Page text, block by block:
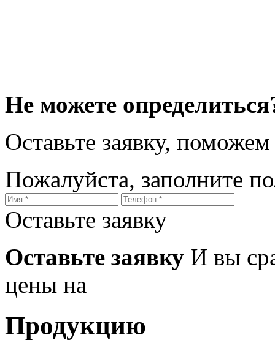
Не можете
Оставьте заявку,
Пожалуйста, заполните
Оставьте заявку
Оставьте заявку И вы
цены на
Продукцию